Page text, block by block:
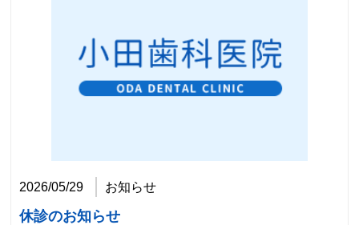
2026/05/29 お知らせ
休診のお知らせ